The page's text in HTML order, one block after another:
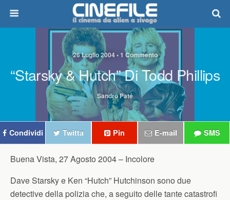
26 Luglio 2004 • 1 Commento
“Starsky & Hutch” Di Todd Phillips
Sandro Paté
Condividi Twitta Pin E-mail SMS
Buena Vista, 27 Agosto 2004 – Incolore
Dave Starsky e Ken “Hutch” Hutchinson sono due
detective della polizia che, a seguito delle tante catastrofi